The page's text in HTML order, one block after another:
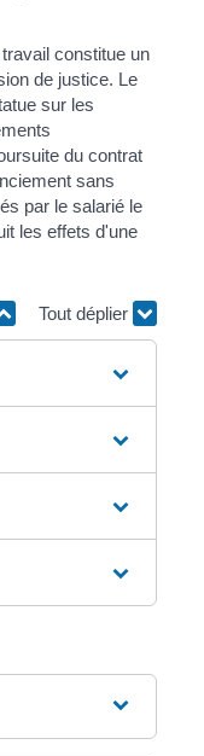
constitue un
de justice. Le
sur les
du contrat
sans
par le salarié le
les effets d'une
Tout déplier